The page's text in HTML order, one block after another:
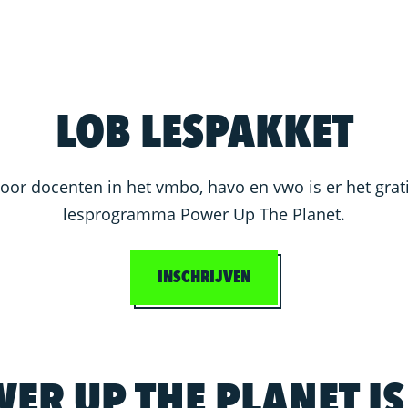
LOB LESPAKKET
docenten in het vmbo, havo en vwo is er het
lesprogramma Power Up The Planet.
INSCHRIJVEN